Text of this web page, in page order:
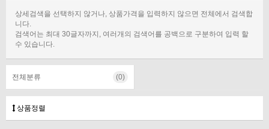
상세검색을 선택하지 않거나, 상품가격을 입력하지 않으면 전체에서 검색합
니다.
검색어는 최대 30글자까지, 여러개의 검색어를 공백으로 구분하여 입력 할
수 있습니다.
전체분류 (0)
상품정렬